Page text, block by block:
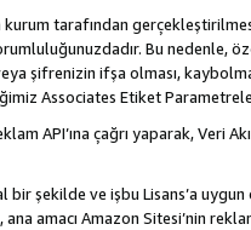
tarafından
Bu nedenle,
şifrenizin ifşa olması,
Associates Etiket
API’ına çağrı yaparak, Veri
şekilde ve işbu Lisans’a uygun
ana amacı Amazon Sitesi’nin